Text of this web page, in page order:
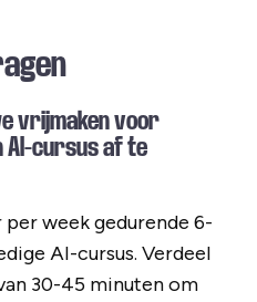
vrijmaken voor
AI-cursus af te
per week gedurende 6-
AI-cursus. Verdeel
30-45 minuten om